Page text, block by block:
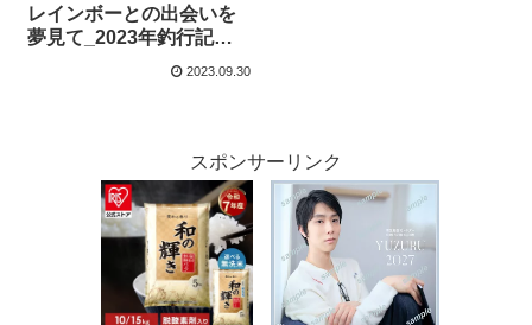
レインボーとの出会いを
夢見て_2023年釣行記
2023.09.30
スポンサーリンク